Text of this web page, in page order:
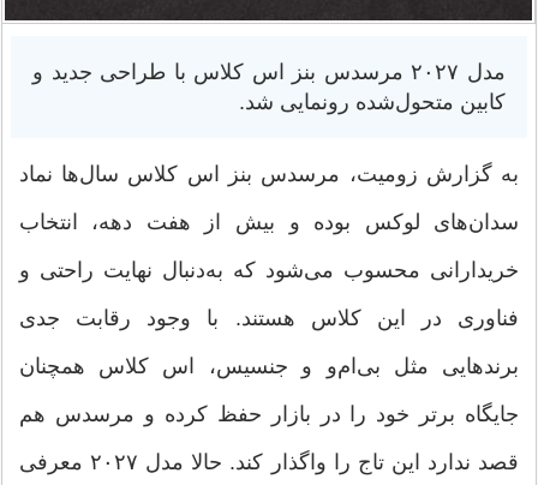
مدل ۲۰۲۷ مرسدس بنز اس کلاس با طراحی جدید و
کابین متحول‌شده رونمایی شد.
به گزارش زومیت، مرسدس بنز اس کلاس سال‌ها نماد
سدان‌های لوکس بوده و بیش از هفت دهه، انتخاب
خریدارانی محسوب می‌شود که به‌دنبال نهایت راحتی و
فناوری در این کلاس هستند. با وجود رقابت جدی
برندهایی مثل بی‌ام‌و و جنسیس، اس کلاس همچنان
جایگاه برتر خود را در بازار حفظ کرده و مرسدس هم
قصد ندارد این تاج را واگذار کند. حالا مدل ۲۰۲۷ معرفی